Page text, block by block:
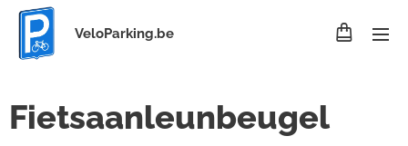
VeloParking.be
Fietsaanleunbeugel